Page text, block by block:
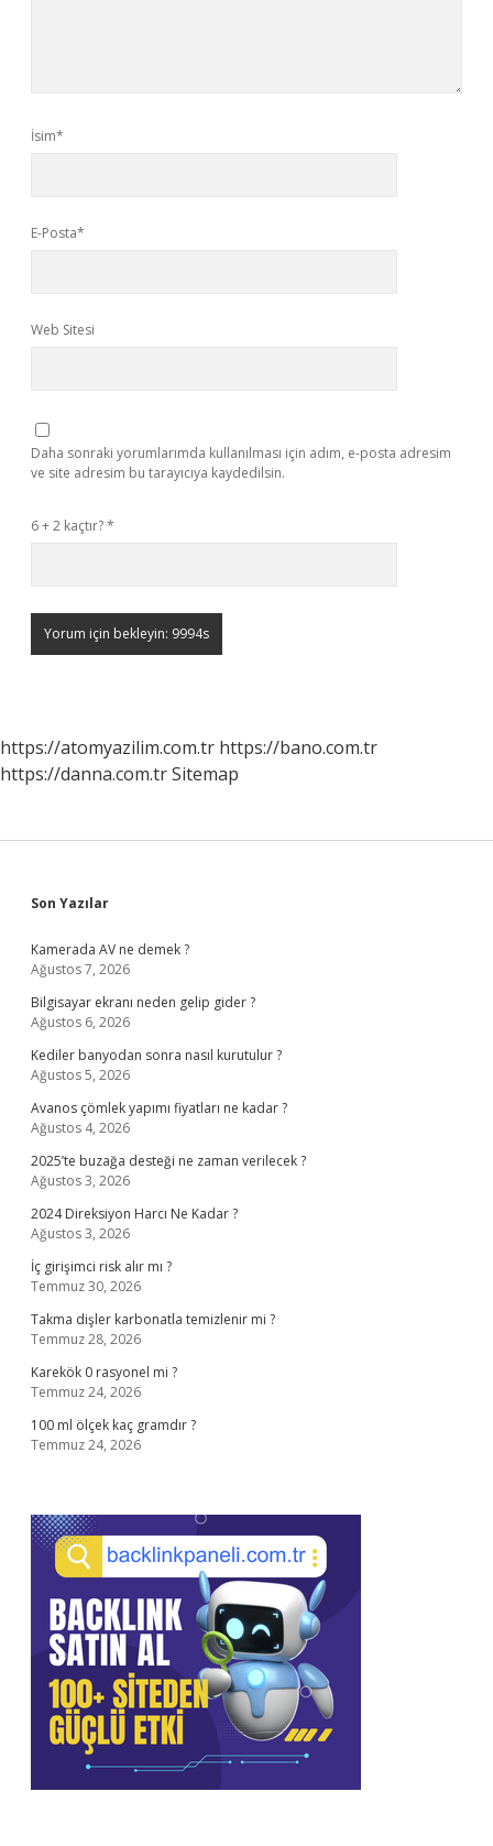
İsim*
E-Posta*
Web Sitesi
Daha sonraki yorumlarımda kullanılması için adım, e-posta adresim
ve site adresim bu tarayıcıya kaydedilsin.
6 + 2 kaçtır?*
https://atomyazilim.com.tr https://bano.com.tr
https://danna.com.trSitemap
Sidebar
Son Yazılar
Kamerada AV ne demek ?
Ağustos 7, 2026
Bilgisayar ekranı neden gelip gider ?
Ağustos 6, 2026
Kediler banyodan sonra nasıl kurutulur ?
Ağustos 5, 2026
Avanos çömlek yapımı fiyatları ne kadar ?
Ağustos 4, 2026
2025’te buzağa desteği ne zaman verilecek ?
Ağustos 3, 2026
2024 Direksiyon Harcı Ne Kadar ?
Ağustos 3, 2026
İç girişimci risk alır mı ?
Temmuz 30, 2026
Takma dişler karbonatla temizlenir mi ?
Temmuz 28, 2026
Karekök 0 rasyonel mi ?
Temmuz 24, 2026
100 ml ölçek kaç gramdır ?
Temmuz 24, 2026